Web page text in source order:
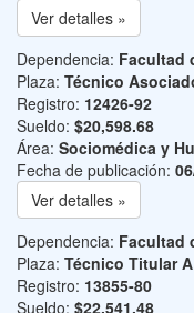
Ver detalles »
Dependencia: Facultad
Plaza: Técnico
Registro: 12426-92
Sueldo: $20,598.68
Área: Sociomédica y
Fecha de publicación:
Ver detalles »
Dependencia: Facultad
Plaza: Técnico Titular
Registro: 13855-80
Sueldo: $22,541.48